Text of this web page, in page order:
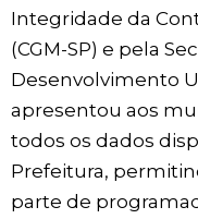
Integridade da
(CGM-SP) e pela
Desenvolvimento
apresentou aos
todos os dados
Prefeitura,
parte de